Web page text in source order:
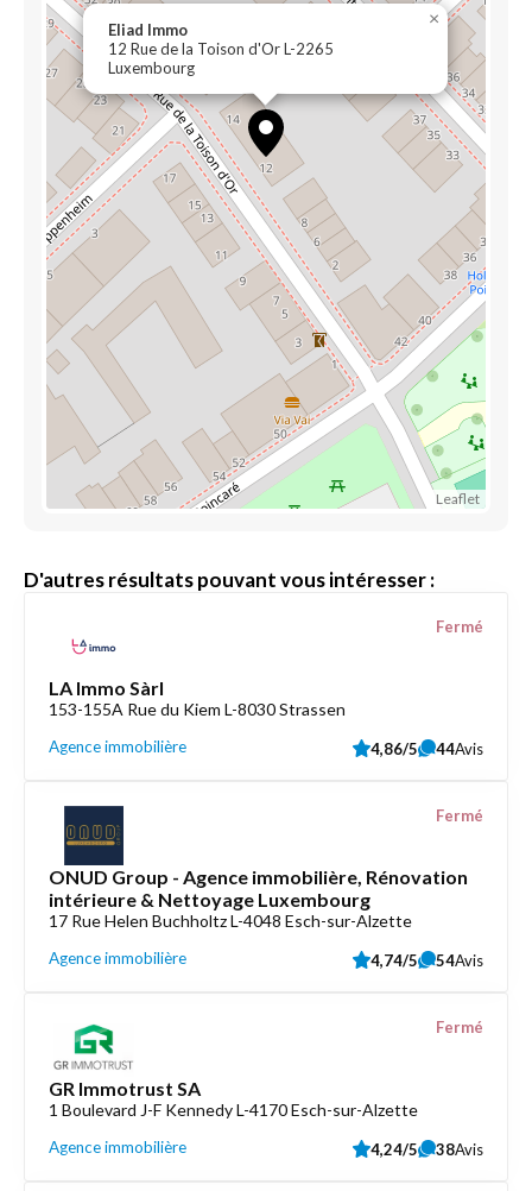
Eliad Immo
12 Rue de la Toison d'Or L-2265
Luxembourg
×
Leaflet
D'autres résultats pouvant vous intéresser :
LA Immo Sàrl
153-155A Rue du Kiem L-8030 Strassen
Agence immobilière
Fermé
4,86/5 44Avis
ONUD Group - Agence immobilière, Rénovation
intérieure & Nettoyage Luxembourg
17 Rue Helen Buchholtz L-4048 Esch-sur-Alzette
Agence immobilière
Fermé
4,74/5 54Avis
GR Immotrust SA
1 Boulevard J-F Kennedy L-4170 Esch-sur-Alzette
Agence immobilière
Fermé
4,24/5 38Avis